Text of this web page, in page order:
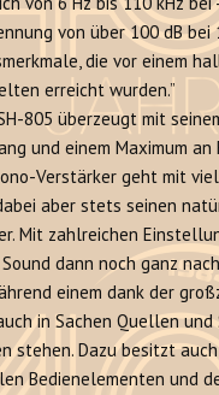
von über 100 dB bei
die vor einem
erreicht wurden.”
805 überzeugt mit
und einem Maximum
Verstärker geht mit
aber stets seinen
Mit zahlreichen
dann noch ganz
einem dank der
in Sachen Quellen
stehen. Dazu besitzt
Bedienelementen und